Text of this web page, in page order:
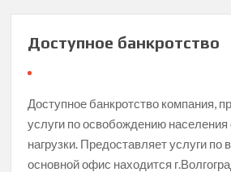
Доступное банкротство
Доступное банкротство компания,
услуги по освобождению населения
нагрузки. Предоставляет услуги по
основной офис находится